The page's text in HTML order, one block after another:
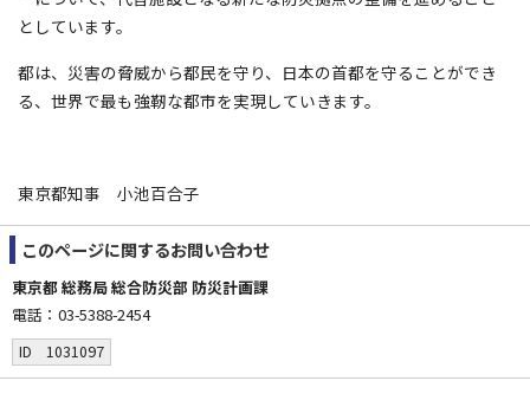
としています。
都は、災害の脅威から都民を守り、日本の首都を守ることができ
る、世界で最も強靭な都市を実現していきます。
東京都知事 小池百合子
このページに関するお問い合わせ
東京都 総務局 総合防災部 防災計画課
電話：03-5388-2454
ID 1031097